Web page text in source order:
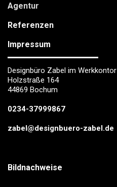
Agentur
Referenzen
Impressum
Designbüro Zabel im Werkkontor
Holzstraße 164
44869 Bochum
0234-37999867
zabel@designbuero-zabel.de
Bildnachweise